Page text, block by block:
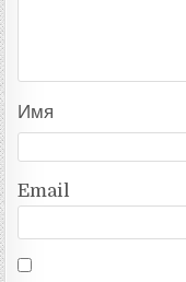
Имя
Email